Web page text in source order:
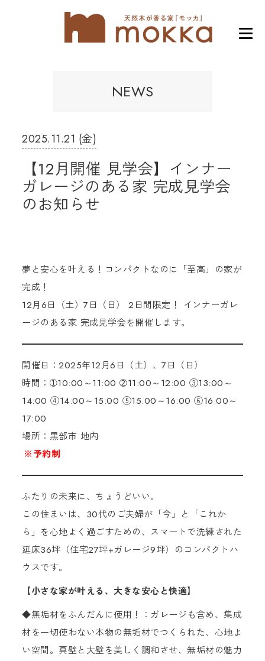
NEWS
2025.11.21 (金)
【12月開催 見学会】インナー
ガレージのある家 完成見学会
のお知らせ
夢と安心を叶える！コンパクトなのに「至高」の家が
完成！
12月6日（土）7日（日） 2日間限定！ インナーガレ
ージのある家 完成見学会を開催します。
開催日：2025年12月6日（土）、7日（日）
時間：➀10:00～11:00 ➁11:00～12:00 ③13:00～
14:00 ④14:00～15:00 ⑤15:00～16:00 ⑥16:00～
17:00
場所：黒部市 地内
※予約制
ふたりの未来に、ちょうどいい。
この住まいは、30代のご夫婦が「今」と「これか
ら」を心地よく過ごすための、スマートで洗練された
延床36坪（住宅27坪+ガレージ9坪）のコンパクトハ
ウスです。
【小さな家が叶える、大きな安心と快適】
◆無垢材をふんだんに使用！：ガレージも含め、集成
材を一切使わない本物の無垢材でつくられた、心地よ
い空間。真壁と大壁を美しく調和させ、無垢材の魅力